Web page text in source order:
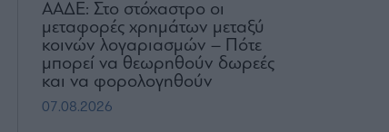
ΑΑΔΕ: Στο στόχαστρο οι
μεταφορές χρημάτων μεταξύ
κοινών λογαριασμών – Πότε
μπορεί να θεωρηθούν δωρεές
και να φορολογηθούν
07.08.2026